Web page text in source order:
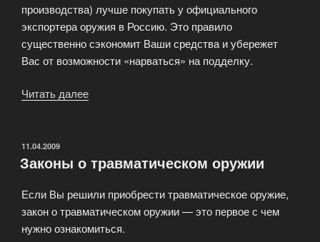
производства) лучше покупать у официального
экспортера оружия в Россию. Это правило
существенно сэкономит Ваши средства и убережет
Вас от возможности «нарваться» на подделку.
Читать далее
его
ОПУБЛИКОВАНО
11.04.2009
Законы о травматическом оружии
Если Вы решили приобрести травматическое оружие,
закон о травматическом оружии — это первое с чем
нужно ознакомиться.